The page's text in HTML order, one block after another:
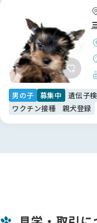
ダーから具体的で的
り家族に溶け込んで
でも相談できるプロ
は、何物にも代えが
とうございました！✨
【BreederFamiliesへ
命の背景まで考えた
「自分の迎え方が、
基準が明確で、ワン
男の子 募集中 遺伝子
ワクチン接種
親犬登録